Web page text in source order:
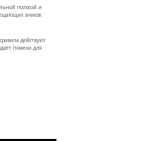
полосой и
знаков.
действуют
помехи для